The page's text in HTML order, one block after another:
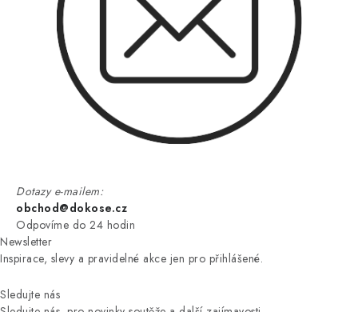
Dotazy e-mailem:
obchod@dokose.cz
Odpovíme do 24 hodin
Newsletter
Inspirace, slevy a pravidelné akce jen pro přihlášené.
Sledujte nás